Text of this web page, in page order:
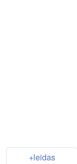
+leidas